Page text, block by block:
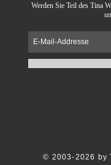
Werden Sie Teil des Tina
© 2003-2026 by